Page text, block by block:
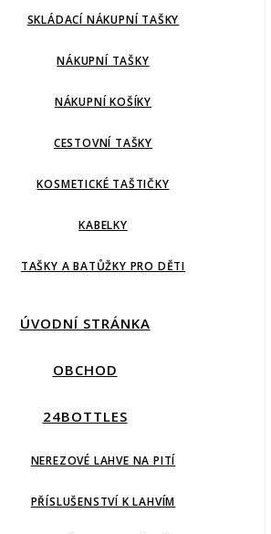
SKLÁDACÍ NÁKUPNÍ TAŠKY
NÁKUPNÍ TAŠKY
NÁKUPNÍ KOŠÍKY
CESTOVNÍ TAŠKY
KOSMETICKÉ TAŠTIČKY
KABELKY
TAŠKY A BATŮŽKY PRO DĚTI
ÚVODNÍ STRÁNKA
OBCHOD
24BOTTLES
NEREZOVÉ LAHVE NA PITÍ
PŘÍSLUŠENSTVÍ K LAHVÍM